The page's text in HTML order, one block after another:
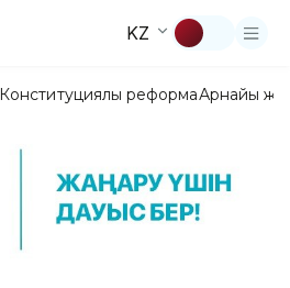
KZ
Конституциялық реформаАрнайы